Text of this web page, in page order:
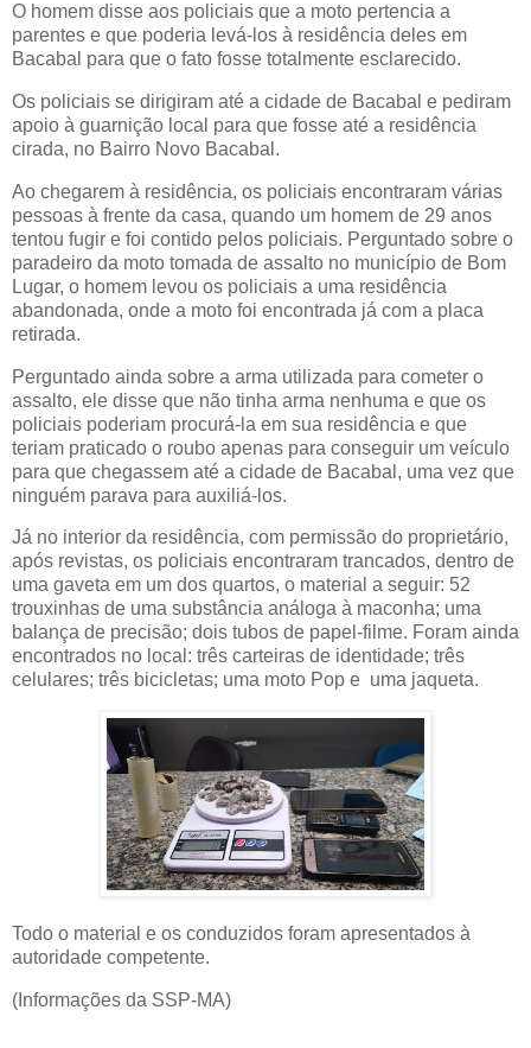
O homem disse aos policiais que a moto pertencia a
parentes e que poderia levá-los à residência deles em
Bacabal para que o fato fosse totalmente esclarecido.
Os policiais se dirigiram até a cidade de Bacabal e pediram
apoio à guarnição local para que fosse até a residência
cirada, no Bairro Novo Bacabal.
Ao chegarem à residência, os policiais encontraram várias
pessoas à frente da casa, quando um homem de 29 anos
tentou fugir e foi contido pelos policiais. Perguntado sobre o
paradeiro da moto tomada de assalto no município de Bom
Lugar, o homem levou os policiais a uma residência
abandonada, onde a moto foi encontrada já com a placa
retirada.
Perguntado ainda sobre a arma utilizada para cometer o
assalto, ele disse que não tinha arma nenhuma e que os
policiais poderiam procurá-la em sua residência e que
teriam praticado o roubo apenas para conseguir um veículo
para que chegassem até a cidade de Bacabal, uma vez que
ninguém parava para auxiliá-los.
Já no interior da residência, com permissão do proprietário,
após revistas, os policiais encontraram trancados, dentro de
uma gaveta em um dos quartos, o material a seguir: 52
trouxinhas de uma substância análoga à maconha; uma
balança de precisão; dois tubos de papel-filme. Foram ainda
encontrados no local: três carteiras de identidade; três
celulares; três bicicletas; uma moto Pop e uma jaqueta.
Todo o material e os conduzidos foram apresentados à
autoridade competente.
(Informações da SSP-MA)